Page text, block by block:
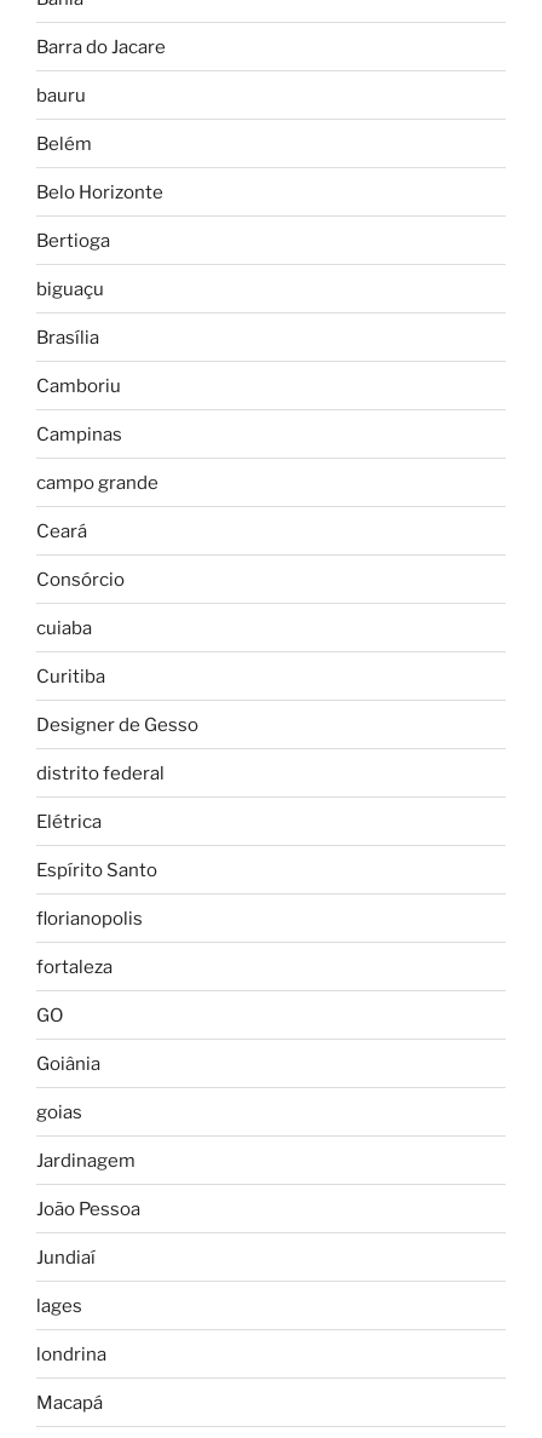
Barra do Jacare
bauru
Belém
Belo Horizonte
Bertioga
biguaçu
Brasília
Camboriu
Campinas
campo grande
Ceará
Consórcio
cuiaba
Curitiba
Designer de Gesso
distrito federal
Elétrica
Espírito Santo
florianopolis
fortaleza
GO
Goiânia
goias
Jardinagem
João Pessoa
Jundiaí
lages
londrina
Macapá